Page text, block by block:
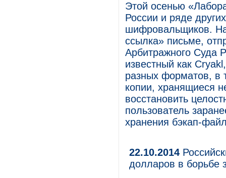
Этой осенью
России и ряде
шифровальщиков.
ссылка» письме,
Арбитражного Суда
известный как
разных форматов, в
копии, хранящиеся
восстановить
пользователь
хранения бэкап-
22.10.2014
долларов в борьбе